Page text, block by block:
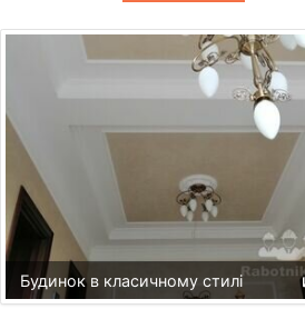
Будинок в класичному стилі